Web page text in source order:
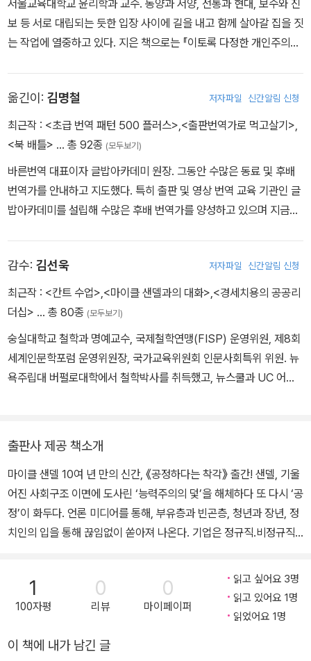
로 2010년 이후 대한민국에 ‘정의’, ‘공정’ 열풍을 불러일으켰다. 이외
에도 《돈으로 살 수 없는 것들》, 《완벽에 대한 반론》, 《정치와 도덕을
말하다》 등 다수의 베스트셀러를 저술했다.
서울교육대학교 윤리학과 교수. 동양과 서양, 전통과 현대, 보수와 진
보 등 서로 대립되는 듯한 입장 사이에 길을 내고 함께 살아갈 집을 짓
는 작업에 열중하고 있다. 지은 책으로는 『이토록 다정한 개인주의
착각』(마이클 샌델), 『물에 빠진 아이 구하기』(피터 싱어), 『빈곤 해
방』(피터 싱어) 등이 있다.
옮긴이: 김명철 저자파일 신간알림 신청
최근작 : <초급 번역 패턴 500 플러스>,<출판번역가로 먹고살기>,
<북 배틀> … 총 92종 (모두보기)
바른번역 대표이자 글밥아카데미 원장. 그동안 수많은 동료 및 후배
번역가를 안내하고 지도했다. 특히 출판 및 영상 번역 교육 기관인 글
밥아카데미를 설립해 수많은 후배 번역가를 양성하고 있으며 지금까
의란 무엇인가》, 《하워드의 선물》, 《파는 것이 인간이다》, 《위대한
기업은 다 어디로 갔을까》, 《오 헨리 단편선》, 《새로운 미래가 온다》
등 100권에 가까운 책을 번역했다.
감수: 김선욱 저자파일 신간알림 신청
최근작 : <칸트 수업>,<마이클 샌델과의 대화>,<경세치용의 공공리
더십> … 총 80종 (모두보기)
숭실대학교 철학과 명예교수, 국제철학연맹(FISP) 운영위원, 제8회
세계인문학포럼 운영위원장, 국가교육위원회 인문사회특위 위원. 뉴
욕주립대 버펄로대학에서 철학박사를 취득했고, 뉴스쿨과 UC 어바
아렌트의 생각』 등 다수의 저서 및 공저가 있고, 옮긴 책으로는 『공화
국의 위기』 『정치의 약속』 『우리는 왜 한나 아렌트를 읽는가』 등이 있
다. 마이클 샌델과 『마이클 샌델과의 대화』를 공저했고, 그의 저서 번
역본 대부분을 감수하거나 공역했다. JTBC, 3ProTV 등에서 사유
의 문제, 정치철학의 주제 등을 강의한 다수 영상이 유튜브에 탑재되
출판사 제공 책소개
마이클 샌델 10여 년 만의 신간, 《공정하다는 착각》 출간! 샌델, 기울
어진 사회구조 이면에 도사린 ‘능력주의의 덫’을 해체하다 또 다시 ‘공
정’이 화두다. 언론 미디어를 통해, 부유층과 빈곤층, 청년과 장년, 정
치인의 입을 통해 끊임없이 쏟아져 나온다. 기업은 정규직․비정규직
‘공정경제3법’과 ‘재난지원금’ 등에 대한 각기 다른 해석으로 떠들썩
하다. 대통령은 “하나의 공정이 또 다른 불공정을 부르는 상황”을 언
급하며 어려움을 토로하기도 했다. 이렇듯 ‘공정’이라는 하나의 화두
교수가 《돈으로 살 수 없는 것들》 이후 8년 만에 쓴 신간 《공정하다
1
100자평
0
리뷰
0
마이페이퍼
읽고 싶어요 3명
읽고 있어요 1명
읽었어요 1명
이 책에 내가 남긴 글